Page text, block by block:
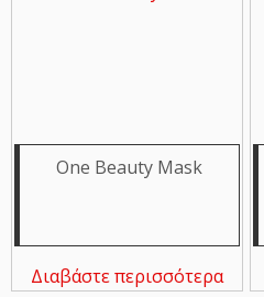
One Beauty Mask
Διαβάστε περισσότερα